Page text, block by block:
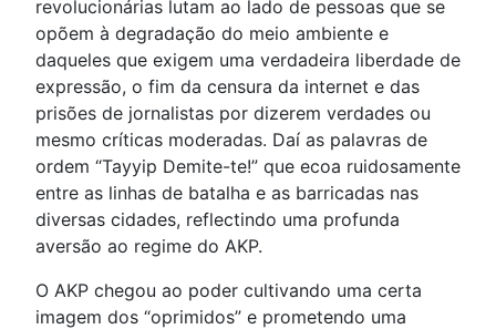
revolucionárias lutam ao lado de pessoas que se
opõem à degradação do meio ambiente e
daqueles que exigem uma verdadeira liberdade de
expressão, o fim da censura da internet e das
prisões de jornalistas por dizerem verdades ou
mesmo críticas moderadas. Daí as palavras de
ordem “Tayyip Demite-te!” que ecoa ruidosamente
entre as linhas de batalha e as barricadas nas
diversas cidades, reflectindo uma profunda
aversão ao regime do AKP.
O AKP chegou ao poder cultivando uma certa
imagem dos “oprimidos” e prometendo uma